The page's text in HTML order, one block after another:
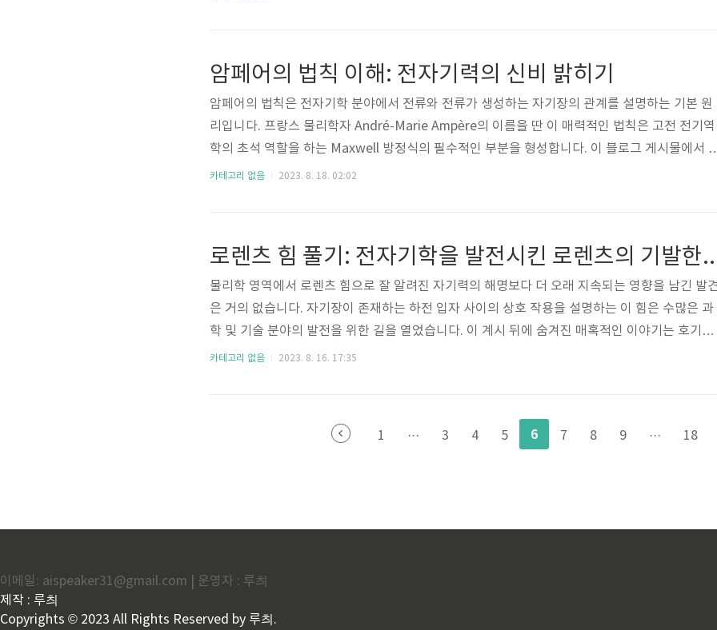
에서 기전력을 트리거한다고 설명합니다. 볼트..
암페어의 법칙 이해: 전자기력의 신비 밝히기
암페어의 법칙은 전자기학 분야에서 전류와 전류가 생성하는 자기장의 관계를 설명하는 기본 원
리입니다. 프랑스 물리학자 André-Marie Ampère의 이름을 딴 이 매력적인 법칙은 고전 전기역
학의 초석 역할을 하는 Maxwell 방정식의 필수적인 부분을 형성합니다. 이 블로그 게시물에서
리는 Ampere의 법칙의 복잡성을 풀고 그 의미, 형식 및 실제 응용 프로그램을 탐구하는 여정을
에 정비례합니다. 수학적으로 이것은..
카테고리 없음 2023. 8. 18. 02:02
로렌츠 힘 풀기: 전자기학을
물리학 영역에서 로렌츠 힘으로 잘 알려진 자기력의 해명보다 더 오래 지속되는 영향을 남긴 발
은 거의 없습니다. 자기장이 존재하는 하전 입자 사이의 상호 작용을 설명하는 이 힘은 수많은 과
학 및 기술 분야의 발전을 위한 길을 열었습니다. 이 계시 뒤에 숨겨진 매혹적인 이야기는 호기심,
실험 및 지적 혁신의 여정을 시작한 네덜란드 물리학자 Hendrik Lorentz의 뛰어난 정신과 관련
전자기 현상의 세계로의 Hendrik Lorentz의 항해는 호기심 많은 마음과 자연의 복잡한 작용을
카테고리 없음 2023. 8. 16. 17:35
1 ··· 3 4 5 6 7 8 9 ··· 18
이메일: aispeaker31@gmail.com | 운영자 : 루츼
제작 : 루츼
Copyrights © 2023 All Rights Reserved by 루츼.